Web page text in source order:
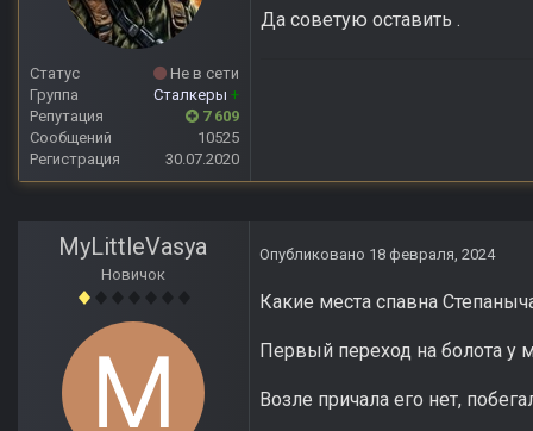
Статус
Не в сети
Группа
Сталкеры +
Репутация
7 609
Сообщений
10525
Регистрация
30.07.2020
Да советую оставить .
MyLittleVasya
Новичок
Опубликовано 18 февраля, 2024
Какие места спавна
Первый переход на болота у
Возле причала его нет,